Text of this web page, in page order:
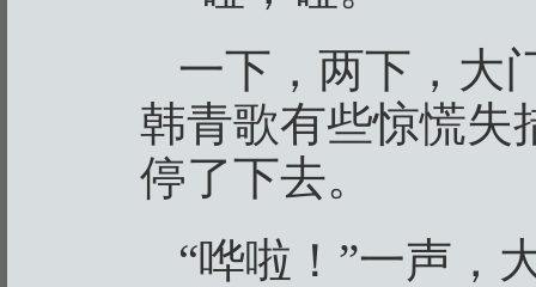
一下，两下，大
韩青歌有些惊慌失
停了下去。
“哗啦！”一声，